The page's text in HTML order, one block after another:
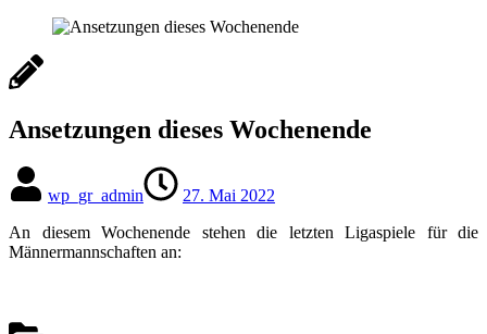
Ansetzungen dieses Wochenende
wp_gr_admin
27. Mai 2022
An diesem Wochenende stehen die letzten Ligaspiele für die
Männermannschaften an: